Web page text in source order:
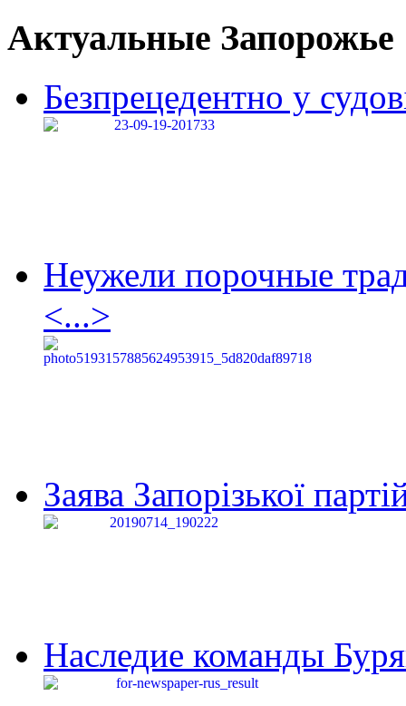
Актуальные Запорожье
Безпрецедентно у
Неужели порочные
<...>
Заява Запорізької
Наследие команды